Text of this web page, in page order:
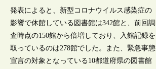
発表によると、新型コロナウイルス感染症の
影響で休館している図書館は342館と、前回調
査時点の150館から倍増しており、入館記録を
取っているのは278館でした。また、緊急事態
宣言の対象となっている10都道府県の図書館